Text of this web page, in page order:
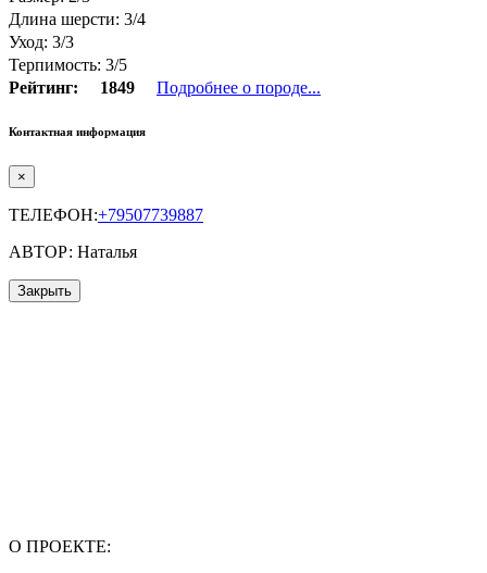
Длина шерсти: 3/4
Уход: 3/3
Терпимость: 3/5
Рейтинг:
1849 Подробнее о породе...
Контактная информация
×
ТЕЛЕФОН:+79507739887
АВТОР: Наталья
Закрыть
О ПРОЕКТЕ: